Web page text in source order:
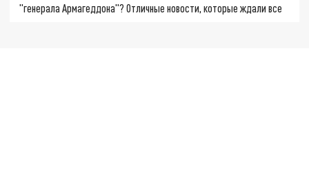
"генерала Армагеддона"? Отличные новости, которые ждали все